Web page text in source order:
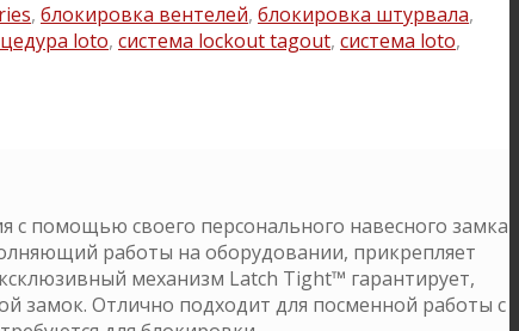
, блокировка вентелей, блокировка штурвала,
loto, система lockout tagout, система loto,
с помощью своего персонального навесного замка
работы на оборудовании, прикрепляет
механизм Latch Tight™ гарантирует,
замок. Отлично подходит для посменной работы с